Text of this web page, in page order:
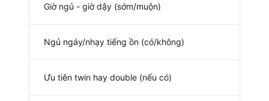
Giờ ngủ - giờ dậy (sớm/muộn)
Ngủ ngáy/nhạy tiếng ồn (có/không)
Ưu tiên twin hay double (nếu có)